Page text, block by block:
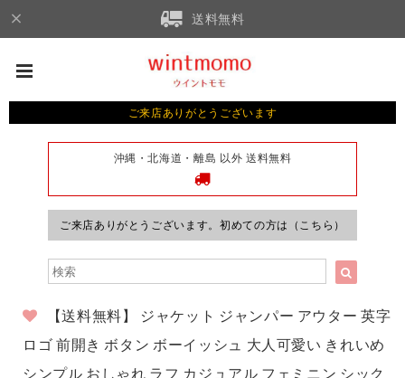
送料無料
ご来店ありがとうございます
沖縄・北海道・離島 以外 送料無料
ご来店ありがとうございます。初めての方は（こちら）
【送料無料】 ジャケット ジャンパー アウター 英字
ロゴ 前開き ボタン ボーイッシュ 大人可愛い きれいめ